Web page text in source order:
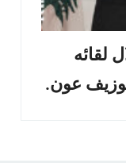
لقائه
جوزيف عون.